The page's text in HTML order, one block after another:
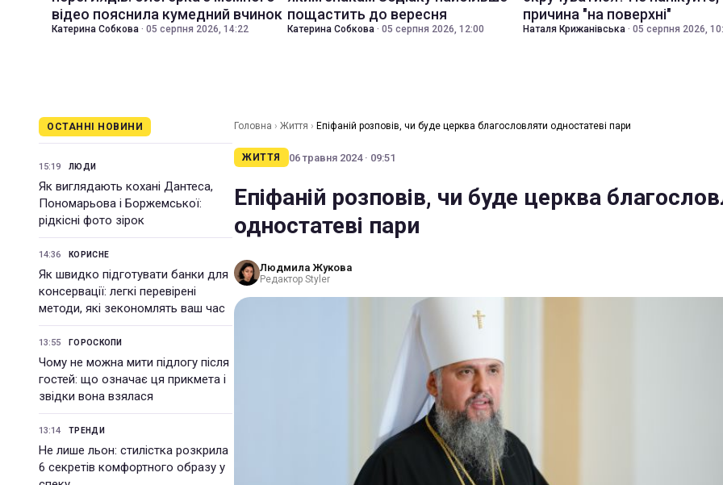
відео пояснила кумедний вчинок
Катерина Собкова · 05 серпня 2026, 14:22
пощастить до вересня
Катерина Собкова · 05 серпня 2026, 12:00
причина "на поверхні"
Наталя Крижанівська · 05 серпня 2026,
ОСТАННІ НОВИНИ
15:19 ЛЮДИ
Як виглядають кохані Дантеса,
Пономарьова і Боржемської:
рідкісні фото зірок
14:36 КОРИСНЕ
Як швидко підготувати банки для
консервації: легкі перевірені
методи, які зекономлять ваш час
13:55 ГОРОСКОПИ
Чому не можна мити підлогу після
гостей: що означає ця прикмета і
звідки вона взялася
13:14 ТРЕНДИ
Не лише льон: стилістка розкрила
6 секретів комфортного образу у
Головна › Життя › Епіфаній розповів, чи буде церква благословляти одностатеві пари
ЖИТТЯ 06 травня 2024 · 09:51
Епіфаній розповів, чи буде церква
одностатеві пари
Людмила Жукова
Редактор Styler